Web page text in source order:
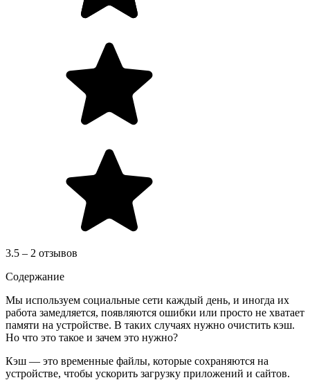
3.5 – 2 отзывов
Содержание
Мы используем социальные сети каждый день, и иногда их
работа замедляется, появляются ошибки или просто не хватает
памяти на устройстве. В таких случаях нужно очистить кэш.
Но что это такое и зачем это нужно?
Кэш — это временные файлы, которые сохраняются на
устройстве, чтобы ускорить загрузку приложений и сайтов.